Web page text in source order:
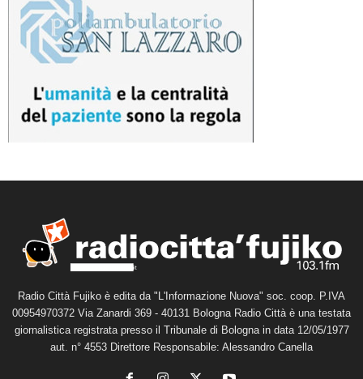
Radio Città Fujiko è edita da "L'Informazione Nuova" soc. coop. P.IVA
00954970372 Via Zanardi 369 - 40131 Bologna Radio Città è una testata
giornalistica registrata presso il Tribunale di Bologna in data 12/05/1977
aut. n° 4553 Direttore Responsabile: Alessandro Canella